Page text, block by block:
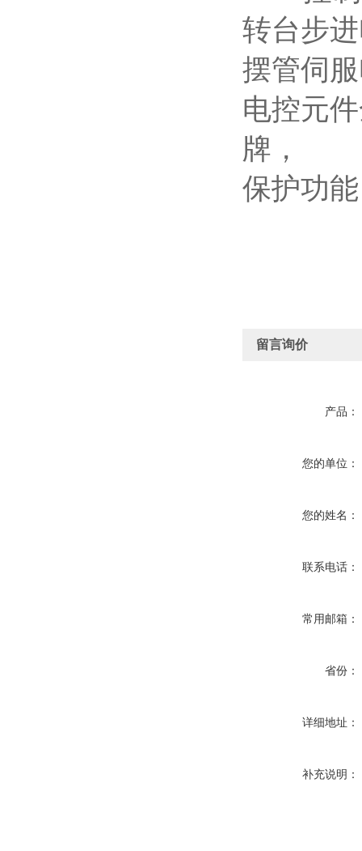
转台步
摆管伺
电控元
牌，
保护功
留言询价
产品：
您的单位：
您的姓名：
联系电话：
常用邮箱：
省份：
详细地址：
补充说明：